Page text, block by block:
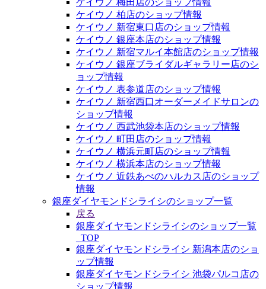
ケイウノ 梅田店のショップ情報
ケイウノ 柏店のショップ情報
ケイウノ 新宿東口店のショップ情報
ケイウノ 銀座本店のショップ情報
ケイウノ 新宿マルイ本館店のショップ情報
ケイウノ 銀座ブライダルギャラリー店のシ
ョップ情報
ケイウノ 表参道店のショップ情報
ケイウノ 新宿西口オーダーメイドサロンの
ショップ情報
ケイウノ 西武池袋本店のショップ情報
ケイウノ 町田店のショップ情報
ケイウノ 横浜元町店のショップ情報
ケイウノ 横浜本店のショップ情報
ケイウノ 近鉄あべのハルカス店のショップ
情報
銀座ダイヤモンドシライシのショップ一覧
戻る
銀座ダイヤモンドシライシのショップ一覧
_TOP
銀座ダイヤモンドシライシ 新潟本店のショ
ップ情報
銀座ダイヤモンドシライシ 池袋パルコ店の
ショップ情報